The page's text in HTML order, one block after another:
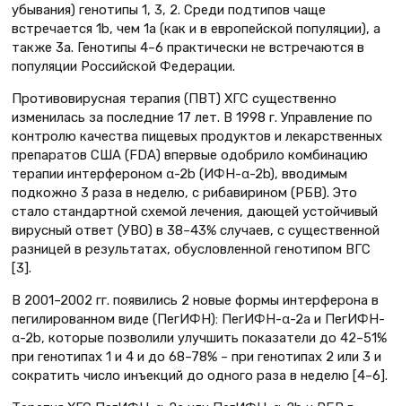
убывания) генотипы 1, 3, 2. Среди подтипов чаще
встречается 1b, чем 1а (как и в европейской популяции), а
также 3а. Генотипы 4–6 прак­тически не встречаются в
популяции Российской Федерации.
Противовирусная терапия (ПВТ) ХГС существенно
изменилась за последние 17 лет. В 1998 г. Управление по
контролю качества пищевых продуктов и лекарственных
препаратов США (FDA) впервые одобрило комбинацию
терапии интерфероном α-2b (ИФН-α-2b), вводимым
подкожно 3 раза в неделю, с рибавирином (РБВ). Это
стало стандартной схемой лечения, дающей устойчивый
вирусный ответ (УВО) в 38–43% случаев, с существенной
разницей в результатах, обусловленной генотипом ВГС
[3].
В 2001–2002 гг. появились 2 новые формы интерферона в
пегилированном виде (ПегИФН): ПегИФН-α-2а и ПегИФН-
α-2b, которые позволили улучшить показатели до 42–51%
при генотипах 1 и 4 и до 68–78% – при генотипах 2 или 3 и
сократить число инъекций до одного раза в неделю [4–6].